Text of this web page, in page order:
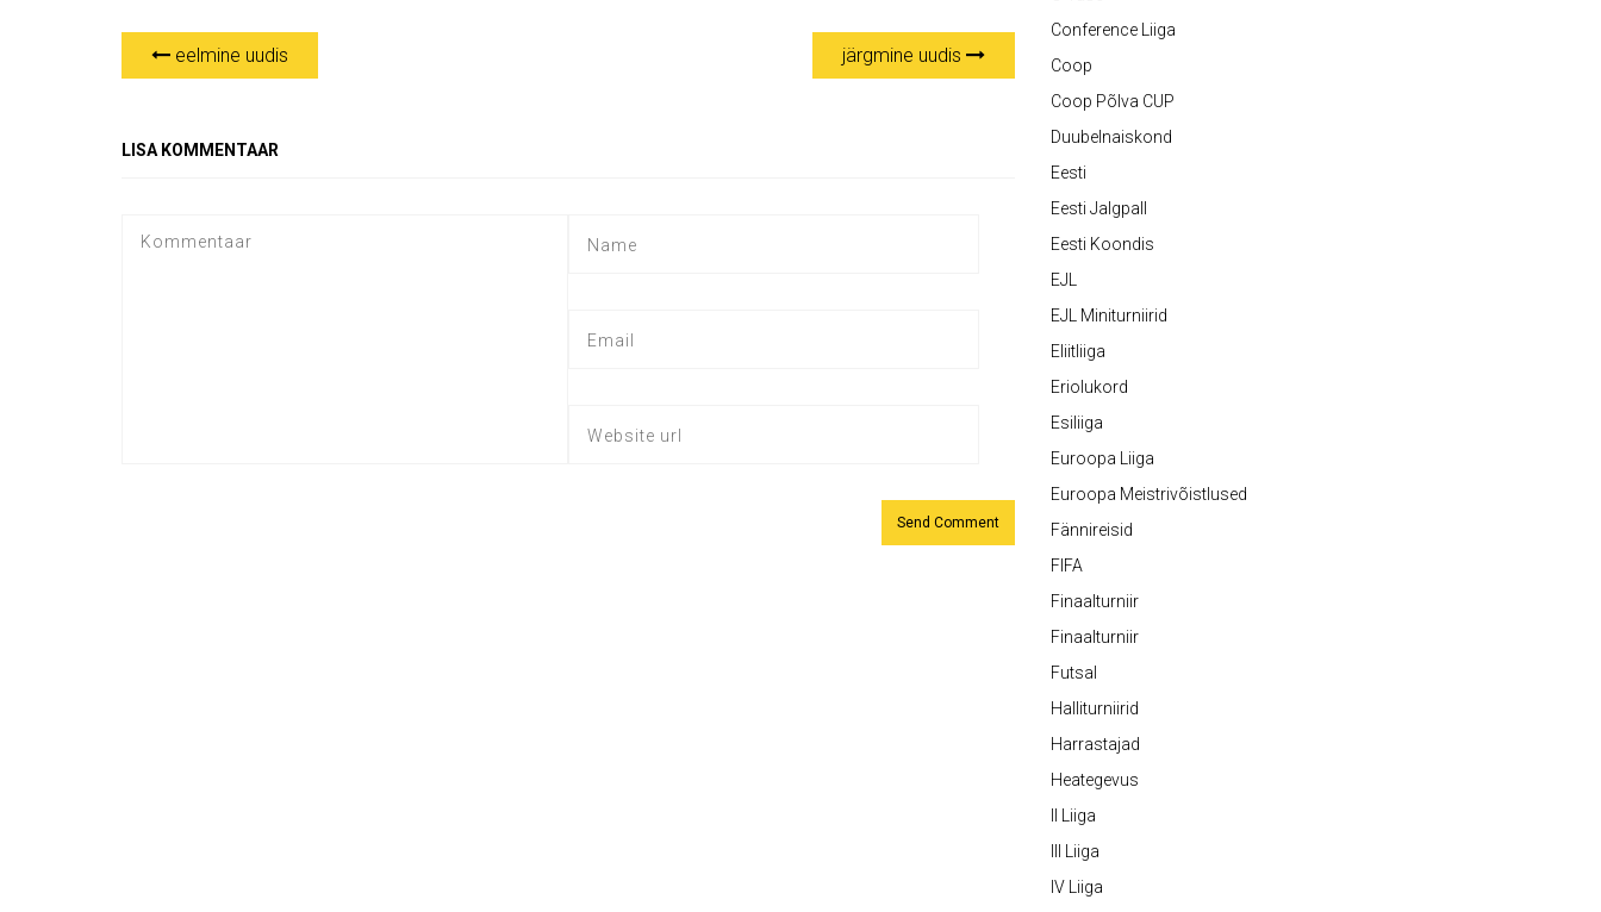
eelmine uudis järgmine uudis
LISA KOMMENTAAR
Conference Liiga
Coop
Coop Põlva CUP
Duubelnaiskond
Eesti
Eesti Jalgpall
Eesti Koondis
EJL
EJL Miniturniirid
Eliitliiga
Eriolukord
Esiliiga
Euroopa Liiga
Euroopa Meistrivõistlused
Fännireisid
FIFA
Finaalturniir
Finaalturniir
Futsal
Halliturniirid
Harrastajad
Heategevus
II Liiga
III Liiga
IV Liiga